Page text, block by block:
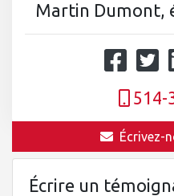
Martin Dumont,
514-
Écrivez-
Écrire un